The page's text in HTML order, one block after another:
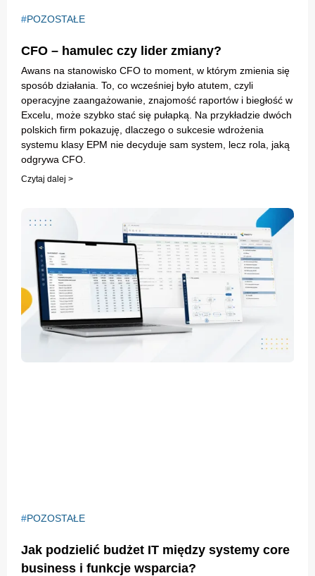
POZOSTAŁE
CFO – hamulec czy lider zmiany?
Awans na stanowisko CFO to moment, w którym zmienia się
sposób działania. To, co wcześniej było atutem, czyli
operacyjne zaangażowanie, znajomość raportów i biegłość w
Excelu, może szybko stać się pułapką. Na przykładzie dwóch
polskich firm pokazuję, dlaczego o sukcesie wdrożenia
systemu klasy EPM nie decyduje sam system, lecz rola, jaką
odgrywa CFO.
Czytaj dalej >
POZOSTAŁE
Jak podzielić budżet IT między systemy core
business i funkcje wsparcia?